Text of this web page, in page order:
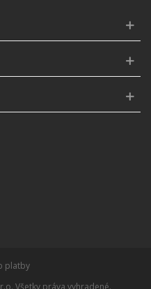
Všetky práva vyhradené.